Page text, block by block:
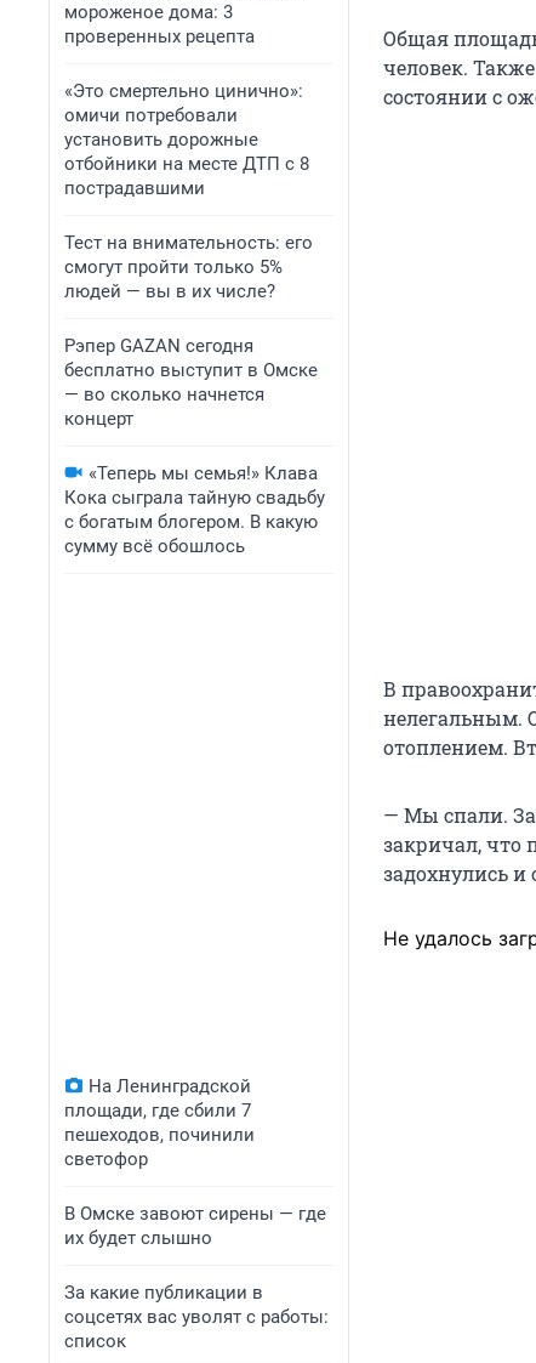
мороженое дома: 3
проверенных рецепта
«Это смертельно цинично»:
омичи потребовали
установить дорожные
отбойники на месте ДТП с 8
пострадавшими
Тест на внимательность: его
смогут пройти только 5%
людей — вы в их числе?
Рэпер GAZAN сегодня
бесплатно выступит в Омске
— во сколько начнется
концерт
«Теперь мы семья!» Клава
Кока сыграла тайную свадьбу
с богатым блогером. В какую
сумму всё обошлось
На Ленинградской
площади, где сбили 7
пешеходов, починили
светофор
В Омске завоют сирены — где
их будет слышно
За какие публикации в
соцсетях вас уволят с работы:
список
Общая
человек.
состоянии с
В
нелегальным.
отоплением.
— Мы спали.
закричал, что
задохнулись и
Не удалось